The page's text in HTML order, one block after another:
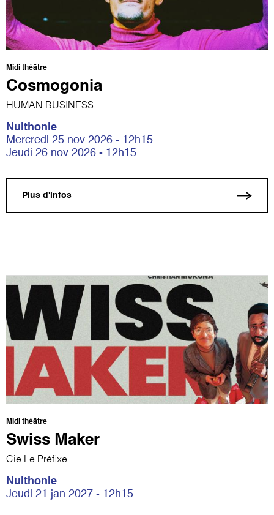
Midi théâtre
Cosmogonia
HUMAN BUSINESS
Nuithonie
Mercredi 25 nov 2026 - 12h15
Jeudi 26 nov 2026 - 12h15
Plus d'infos
Midi théâtre
Swiss Maker
Cie Le Préfixe
Nuithonie
Jeudi 21 jan 2027 - 12h15